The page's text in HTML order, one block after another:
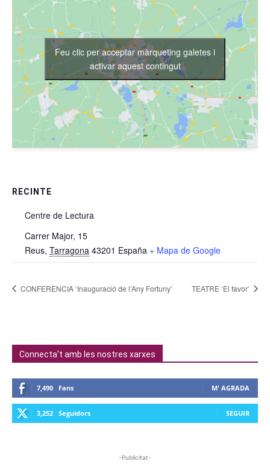
RECINTE
Centre de Lectura
Carrer Major, 15
Reus, Tarragona 43201 España + Mapa de Google
Feu clic per acceptar màrqueting galetes i
activar aquest contingut
CONFERÈNCIA ‘Inauguració de l’Any Fortuny’ TEATRE ‘El favor’
Connecta't amb les nostres xarxes
7,490 Fans M' AGRADA
3,252 Seguidors SEGUIR
-Publicitat-